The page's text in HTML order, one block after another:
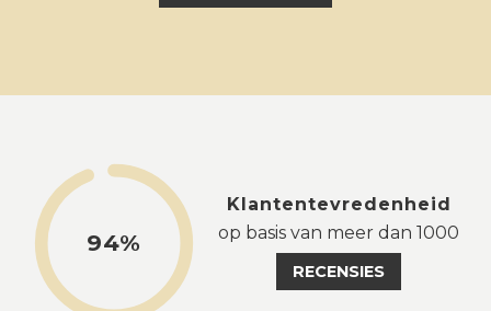
94%
Klantentevredenheid
op basis van meer dan 1000
RECENSIES